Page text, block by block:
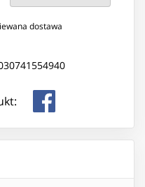
dostawa